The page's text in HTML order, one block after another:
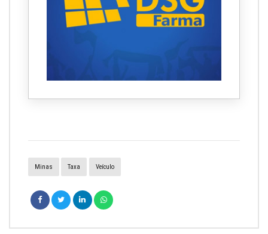
Minas Taxa Veículo